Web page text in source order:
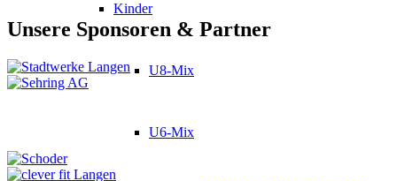
Kinder
U8-Mix
U6-Mix
Unsere Sponsoren & Partner